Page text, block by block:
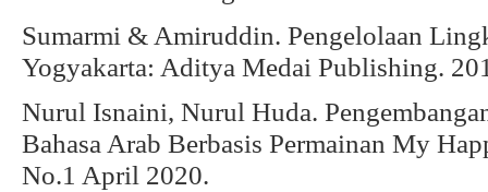
Sumarmi & Amiruddin. Pengelolaan
Yogyakarta: Aditya Medai Publishing.
Nurul Isnaini, Nurul Huda.
Bahasa Arab Berbasis Permainan My
No.1 April 2020.